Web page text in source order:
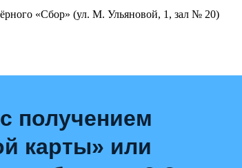
«Сбор» (ул. М. Ульяновой, 1, зал № 20)
получением
карты» или